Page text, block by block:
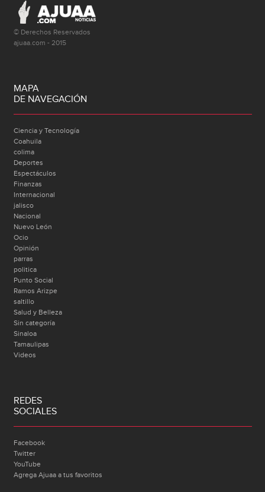
© Derechos Reservados
ajuaa.com - 2015
MAPA
DE NAVEGACIÓN
Ciencia y Tecnología
Coahuila
colima
Deportes
Espectáculos
Finanzas
Internacional
jalisco
Nacional
Nuevo León
Ocio
Opinión
parras
politica
Punto Social
Ramos Arizpe
saltillo
Salud y Belleza
Sin categoría
Sinaloa
Tamaulipas
Videos
REDES
SOCIALES
Facebook
Twitter
YouTube
Agrega Ajuaa a tus favoritos